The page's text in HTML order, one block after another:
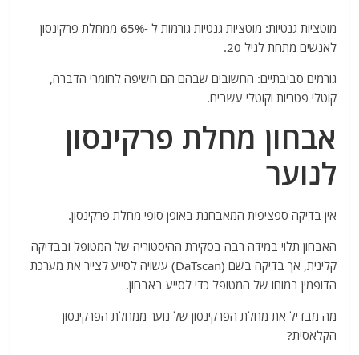
מוטציות גנטיות: מוטציות גנטיות גורמות ל -65% ממחלת פרקינסון
לאנשים מתחת לגיל 20.
גורמים סביבתיים: החשובים שבהם הם חשיפה לחומרי הדברה,
קוטלי פטריות וקוטלי עשבים.
אבחון מחלת פרקינסון
לנוער
אין בדיקה ספציפית המאבחנת באופן סופי מחלת פרקינסון.
האבחון תלוי במידה רבה בסקירת ההיסטוריה של המטופל ובבדיקה
קלינית, אך בדיקה בשם (DaTscan) עשויה לסייע לצייר את מערכת
הדופמין במוחו של המטופל כדי לסייע באבחון.
מה מבדיל את מחלת הפרקינסון של נוער ממחלת הפרקינסון
הקלאסית?